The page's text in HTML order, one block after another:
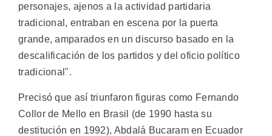
personajes, ajenos a la actividad partidaria
tradicional, entraban en escena por la puerta
grande, amparados en un discurso basado en la
descalificación de los partidos y del oficio político
tradicional".
Precisó que así triunfaron figuras como Fernando
Collor de Mello en Brasil (de 1990 hasta su
destitución en 1992), Abdalá Bucaram en Ecuador